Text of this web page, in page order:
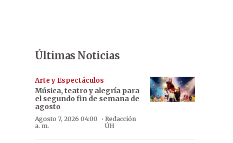
Últimas Noticias
Arte y Espectáculos
Música, teatro y alegría para
el segundo fin de semana de
agosto
Agosto 7, 2026 04:00
a. m.
· Redacción
ÚH